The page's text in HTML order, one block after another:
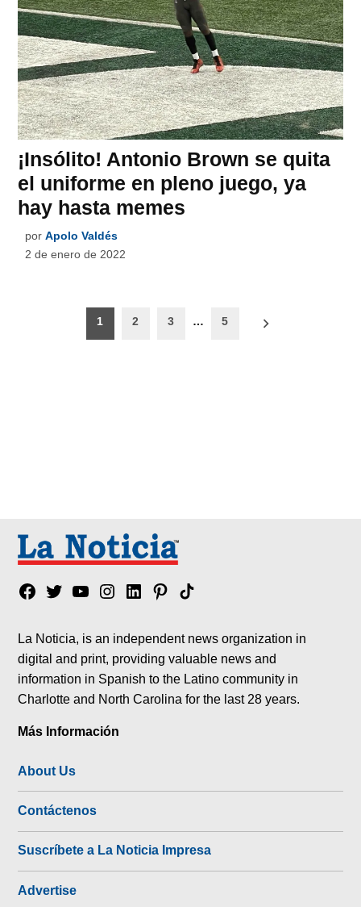
¡Insólito! Antonio Brown se quita
el uniforme en pleno juego, ya
hay hasta memes
por Apolo Valdés
2 de enero de 2022
Paginación
1 2 3 … 5
Facebook
TwitterYouTubeInstagram
LinkedinPinterest
Tik
La Noticia, is an independent news organization in
digital and print, providing valuable news and
information in Spanish to the Latino community in
Charlotte and North Carolina for the last 28 years.
Más Información
About Us
Contáctenos
Suscríbete a La Noticia Impresa
Advertise